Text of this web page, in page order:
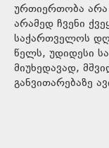
ურთიერთობა
არამედ ჩვენი
საქართველოს
წელს, უდიდესი
მიუხედავად,
განვითარებაზე